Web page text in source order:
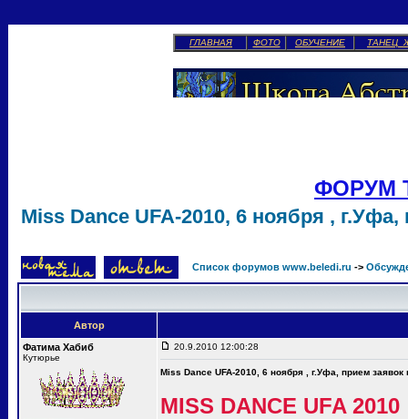
ГЛАВНАЯ ФОТО ОБУЧЕНИЕ ТАНЕЦ
ФОРУМ
Miss Dance UFA-2010, 6 ноября ,
Список форумов www.beledi.ru ->
Автор
Фатима Хабиб
Кутюрье
20.9.2010 12:00:28
Miss Dance UFA-2010, 6 ноября , г.Уфа, прием заявок
MISS DANCE UFA 2010